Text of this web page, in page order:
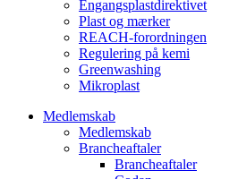
Engangsplastdirektivet
Plast og mærker
REACH-forordningen
Regulering på kemi
Greenwashing
Mikroplast
Medlemskab
Medlemskab
Brancheaftaler
Brancheaftaler